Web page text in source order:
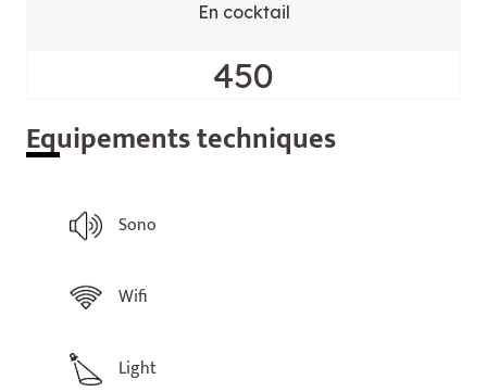
En cocktail
450
Equipements techniques
Sono
Wifi
Light